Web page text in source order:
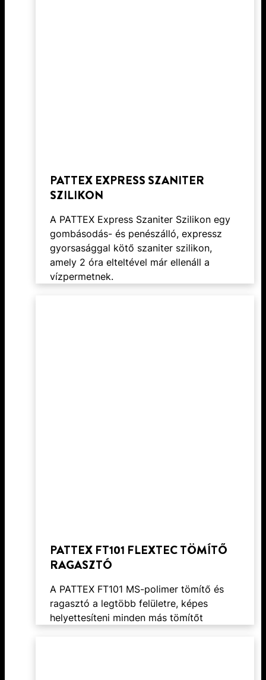
PATTEX EXPRESS SZANITER
SZILIKON
A PATTEX Express Szaniter Szilikon egy
gombásodás- és penészálló, expressz
gyorsasággal kötő szaniter szilikon,
amely 2 óra elteltével már ellenáll a
vízpermetnek.
PATTEX FT101 FLEXTEC TÖMÍTŐ
RAGASZTÓ
A PATTEX FT101 MS-polimer tömítő és
ragasztó a legtöbb felületre, képes
helyettesíteni minden más tömítőt